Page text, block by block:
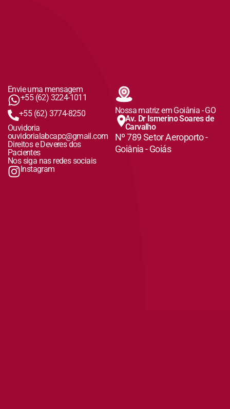
Envie uma mensagem
+55 (62) 3224-1011
+55 (62) 3774-8250
Ouvidoria
ouvidorialabcapc@gmail.com
Direitos e Deveres dos
Pacientes
Nos siga nas redes sociais
Instagram
Nossa matriz em Goiânia - GO
Av. Dr Ismerino Soares de
Carvalho
Nº 789 Setor Aeroporto -
Goiânia - Goiás